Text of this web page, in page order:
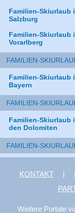
Familien-Skiurlaub
Salzburg
Familien-Skiurlaub
Vorarlberg
FAMILIEN-
Familien-Skiurlaub
Bayern
FAMILIEN-
Familien-Skiurlaub
den Dolomiten
FAMILIEN-
KONTAKT |
Weitere Portale